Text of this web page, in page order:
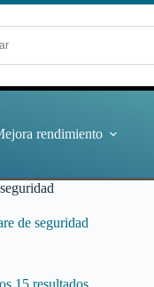
rendimiento
de seguridad